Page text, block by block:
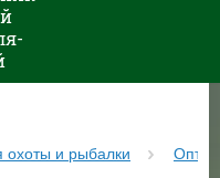
охоты и рыбалки